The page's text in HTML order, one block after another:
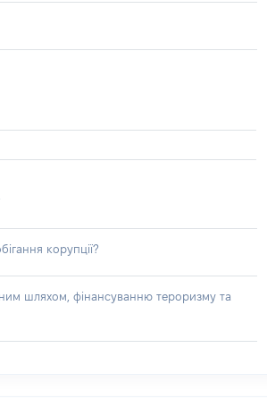
корупції?
шляхом, фінансуванню тероризму та